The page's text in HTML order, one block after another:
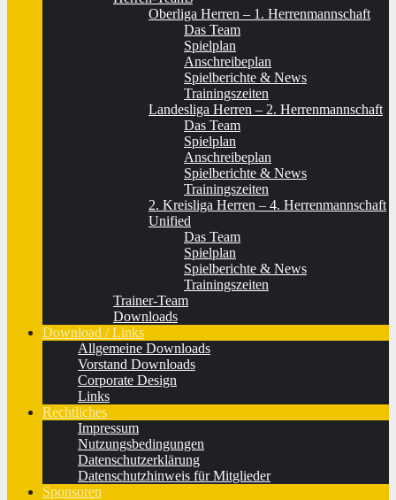
Oberliga Herren – 1. Herrenmannschaft
Das Team
Spielplan
Anschreibeplan
Spielberichte & News
Trainingszeiten
Landesliga Herren – 2. Herrenmannschaft
Das Team
Spielplan
Anschreibeplan
Spielberichte & News
Trainingszeiten
2. Kreisliga Herren – 4. Herrenmannschaft
Unified
Das Team
Spielplan
Spielberichte & News
Trainingszeiten
Trainer-Team
Downloads
Download / Links
Allgemeine Downloads
Vorstand Downloads
Corporate Design
Links
Rechtliches
Impressum
Nutzungsbedingungen
Datenschutzerklärung
Datenschutzhinweis für Mitglieder
Sponsoren